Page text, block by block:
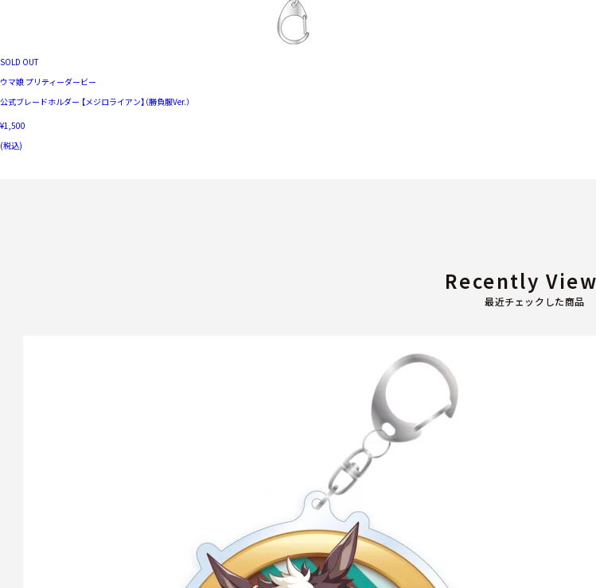
SOLD OUT
ウマ娘 プリティーダービー
公式ブレードホルダー 【メジロライアン】（勝負服Ver.）
¥1,500
(税込)
最近チェックした商品
Recently